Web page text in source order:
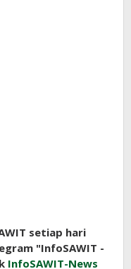
setiap hari
"InfoSAWIT -
InfoSAWIT-News